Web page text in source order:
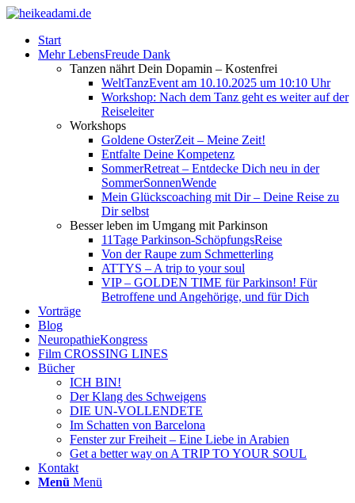
Start
Mehr LebensFreude Dank
Tanzen nährt Dein Dopamin – Kostenfrei
WeltTanzEvent am 10.10.2025 um 10:10 Uhr
Workshop: Nach dem Tanz geht es weiter auf der
Reiseleiter
Workshops
Goldene OsterZeit – Meine Zeit!
Entfalte Deine Kompetenz
SommerRetreat – Entdecke Dich neu in der
SommerSonnenWende
Mein Glückscoaching mit Dir – Deine Reise zu
Dir selbst
Besser leben im Umgang mit Parkinson
11Tage Parkinson-SchöpfungsReise
Von der Raupe zum Schmetterling
ATTYS – A trip to your soul
VIP – GOLDEN TIME für Parkinson! Für
Betroffene und Angehörige, und für Dich
Vorträge
Blog
NeuropathieKongress
Film CROSSING LINES
Bücher
ICH BIN!
Der Klang des Schweigens
DIE UN-VOLLENDETE
Im Schatten von Barcelona
Fenster zur Freiheit – Eine Liebe in Arabien
Get a better way on A TRIP TO YOUR SOUL
Kontakt
Menü Menü